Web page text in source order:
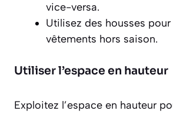
vice-versa.
Utilisez des housses
vêtements hors saison.
Utiliser l’espace en hauteur
Exploitez l’espace en hauteur